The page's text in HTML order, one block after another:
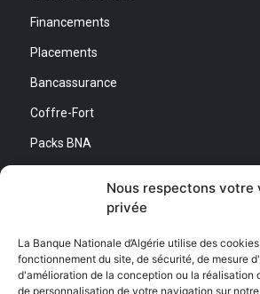
Nous respectons votre
privée
La Banque Nationale d’Algérie utilise des
fonctionnement du site, de sécurité, de mesure
d'amélioration de la conception ou la réalisation
de personnalisation de votre navigation sur
Financements
Placements
Bancassurance
Coffre-Fort
Packs BNA
Direction Générale :
Adresse : Quartier d’Affaires Bab Ezzouar